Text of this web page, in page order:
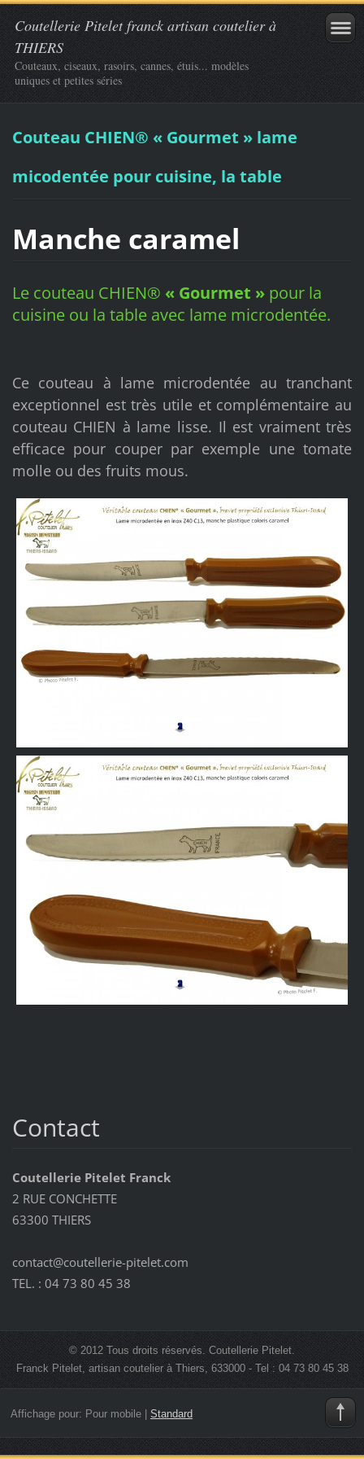
Coutellerie Pitelet franck artisan coutelier à
THIERS
Couteaux, ciseaux, rasoirs, cannes, étuis... modèles
uniques et petites séries
Couteau CHIEN® « Gourmet » lame
micodentée pour cuisine, la table
Manche caramel
Le couteau CHIEN® « Gourmet »pour la
cuisine ou la table avec lame microdentée.
Ce couteau à lame microdentée au tranchant
exceptionnel est très utile et complémentaire au
couteau CHIEN à lame lisse. Il est vraiment très
efficace pour couper par exemple une tomate
molle ou des fruits mous.
Contact
Coutellerie Pitelet Franck
2 RUE CONCHETTE
63300 THIERS
contact@coutellerie-pitelet.com
TEL. : 04 73 80 45 38
© 2012 Tous droits réservés. Coutellerie Pitelet.
Franck Pitelet, artisan coutelier à Thiers, 633000 - Tel : 04 73 80 45 38
Affichage pour: Pour mobile| Standard